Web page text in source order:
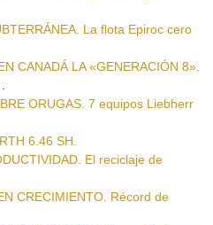
La flota Epiroc cero
CANADÁ LA «GENERACIÓN 8».
ORUGAS. 7 equipos Liebherr
6.46 SH.
El reciclaje de
CRECIMIENTO. Récord de